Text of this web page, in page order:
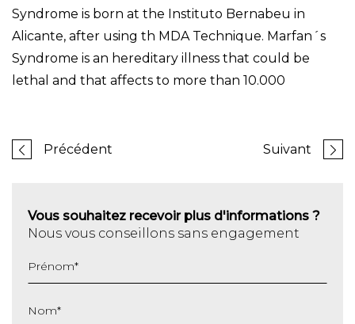
Syndrome is born at the Instituto Bernabeu in
Alicante, after using th MDA Technique. Marfan´s
Syndrome is an hereditary illness that could be
lethal and that affects to more than 10.000
Précédent Suivant
Vous souhaitez recevoir plus d'informations ?
Nous vous conseillons sans engagement
Prénom*
Nom*